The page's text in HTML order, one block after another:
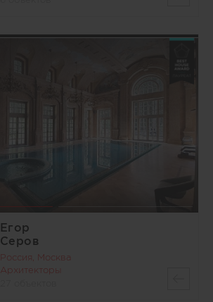
Егор
Серов
Россия, Москва
Архитекторы